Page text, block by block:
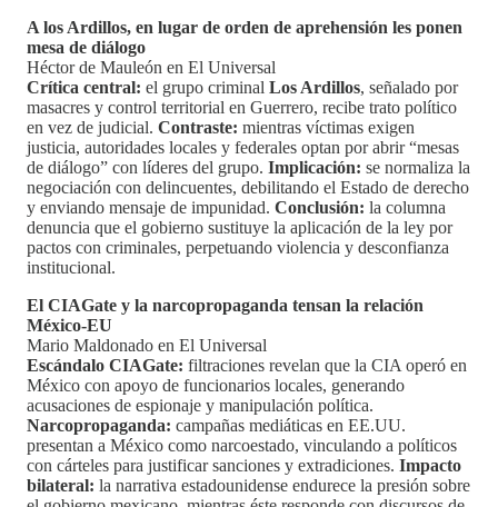
A los Ardillos, en lugar de orden de aprehensión les ponen
mesa de diálogo
Héctor de Mauleón en El Universal
Crítica central: el grupo criminal Los Ardillos, señalado por
masacres y control territorial en Guerrero, recibe trato político
en vez de judicial. Contraste: mientras víctimas exigen
justicia, autoridades locales y federales optan por abrir “mesas
de diálogo” con líderes del grupo. Implicación: se normaliza la
negociación con delincuentes, debilitando el Estado de derecho
y enviando mensaje de impunidad. Conclusión: la columna
denuncia que el gobierno sustituye la aplicación de la ley por
pactos con criminales, perpetuando violencia y desconfianza
institucional.
El CIAGate y la narcopropaganda tensan la relación
México-EU
Mario Maldonado en El Universal
Escándalo CIAGate: filtraciones revelan que la CIA operó en
México con apoyo de funcionarios locales, generando
acusaciones de espionaje y manipulación política.
Narcopropaganda: campañas mediáticas en EE.UU.
presentan a México como narcoestado, vinculando a políticos
con cárteles para justificar sanciones y extradiciones. Impacto
bilateral: la narrativa estadounidense endurece la presión sobre